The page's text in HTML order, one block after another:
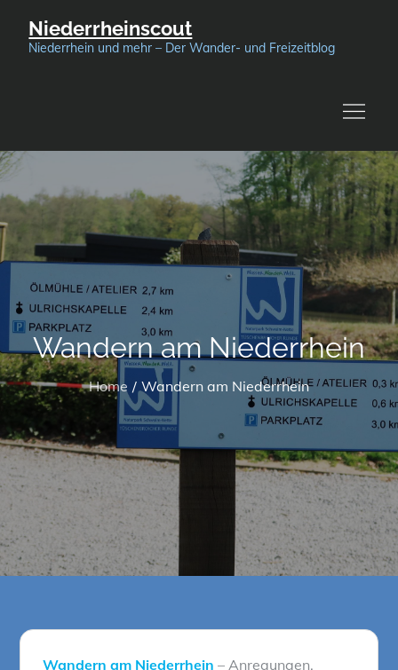
Niederrheinscout
Niederrhein und mehr – Der Wander- und Freizeitblog
Wandern am Niederrhein
Home Wandern am Niederrhein
Wandern am Niederrhein – Anregungen,